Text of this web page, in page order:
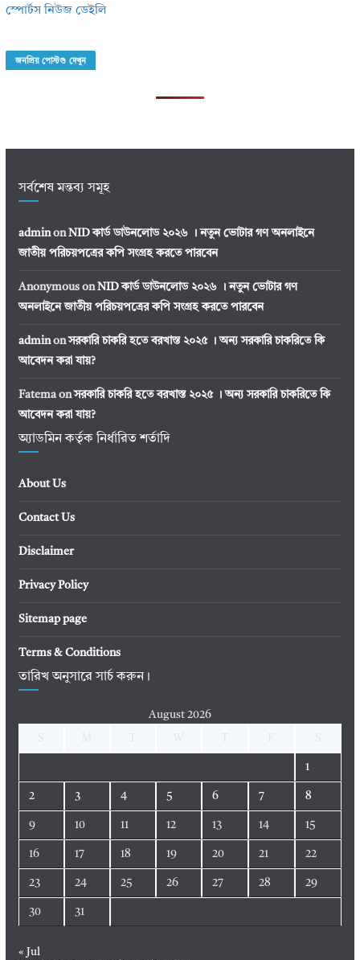
স্পোর্টস নিউজ ডেইলি
জনপ্রিয় পোস্টগু দেখুন
সর্বশেষ মন্তব্য সমূহ
adminon NID কার্ড ডাউনলোড ২০২৬ । নতুন ভোটার গণ অনলাইনে
জাতীয় পরিচয়পত্রের কপি সংগ্রহ করতে পারবেন
Anonymouson NID কার্ড ডাউনলোড ২০২৬ । নতুন ভোটার গণ
অনলাইনে জাতীয় পরিচয়পত্রের কপি সংগ্রহ করতে পারবেন
adminonসরকারি চাকরি হতে বরখাস্ত ২০২৫ । অন্য সরকারি চাকরিতে কি
আবেদন করা যায়?
Fatemaonসরকারি চাকরি হতে বরখাস্ত ২০২৫ । অন্য সরকারি চাকরিতে কি
আবেদন করা যায়?
অ্যাডমিন কর্তৃক নির্ধারিত শর্তাদি
About Us
Contact Us
Disclaimer
Privacy Policy
Sitemap page
Terms & Conditions
তারিখ অনুসারে সার্চ করুন।
August 2026
1
2 3 4 5 6 7 8
9 10 11 12 13 14 15
16 17 18 19 20 21 22
23 24 25 26 27 28 29
30 31
« Jul